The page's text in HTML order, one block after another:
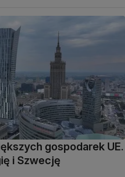
gospodarek UE.
i Szwecję